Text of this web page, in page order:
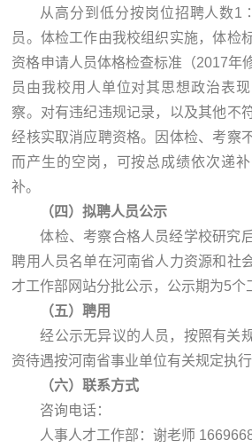
从高分到低分按岗位招聘人数
员。体检工作由我校组织实施，体检
资格申请人员体格检查标准（2017年
员由我校用人单位对其思想政治表
察。对有违纪违规记录，以及其他不
经核实取消应聘资格。因体检、考察
而产生的空岗，可按总成绩依次递
补。
（四）拟聘人员公示
体检、考察合格人员经学校研究
聘用人员名单在河南省人力资源和社
才工作部网站分批公示，公示期为5个
（五）聘用
经公示无异议的人员，按照有关
资待遇按河南省事业单位有关规定执行
（六）联系方式
咨询电话：
人事人才工作部：谢老师